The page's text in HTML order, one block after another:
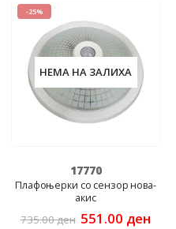
-25%
НЕМА НА ЗАЛИХА
17770
Плафоњерки со сензор нова-
акис
735.00ден Original
551.00 ден